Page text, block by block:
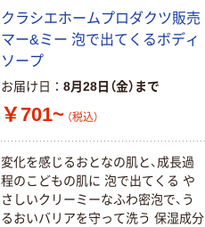
クラシエホームプロダクツ販売
マー&ミー 泡で出てくるボディ
ソープ
お届け日 8月28日（金）まで
￥701~ （税込）
変化を感じるおとなの肌と、成長過
程のこどもの肌に 泡で出てくる や
さしいクリーミーなふわ密泡で、う
るおいバリアを守って洗う 保湿成分
ワイズ すべり
にくいお風呂場
マット（浴室内
用）BW-027
￥3,608
カゴへ